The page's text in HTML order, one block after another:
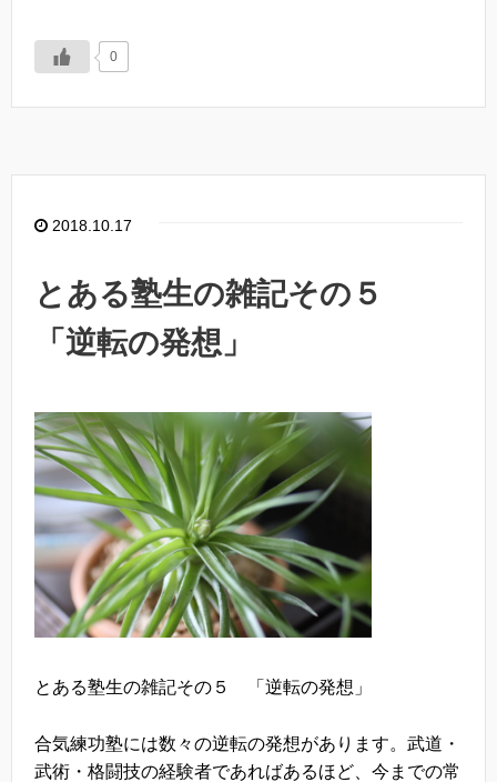
0
2018.10.17
とある塾生の雑記その５
「逆転の発想」
とある塾生の雑記その５ 「逆転の発想」
合気練功塾には数々の逆転の発想があります。武道・
武術・格闘技の経験者であればあるほど、今までの常